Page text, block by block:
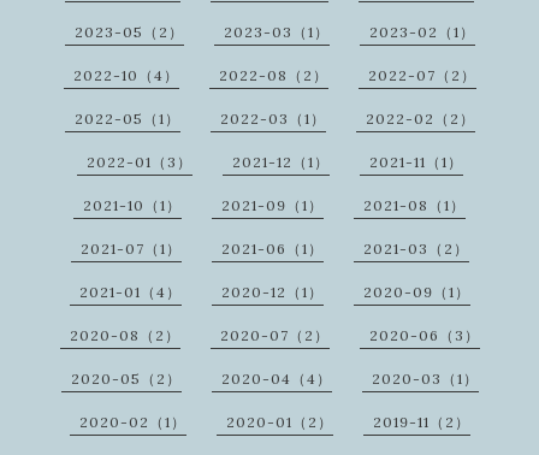
2023-05（2） 2023-03（1） 2023-02（1）
2022-10（4） 2022-08（2） 2022-07（2）
2022-05（1） 2022-03（1） 2022-02（2）
2022-01（3） 2021-12（1） 2021-11（1）
2021-10（1） 2021-09（1） 2021-08（1）
2021-07（1） 2021-06（1） 2021-03（2）
2021-01（4） 2020-12（1） 2020-09（1）
2020-08（2） 2020-07（2） 2020-06（3）
2020-05（2） 2020-04（4） 2020-03（1）
2020-02（1） 2020-01（2） 2019-11（2）